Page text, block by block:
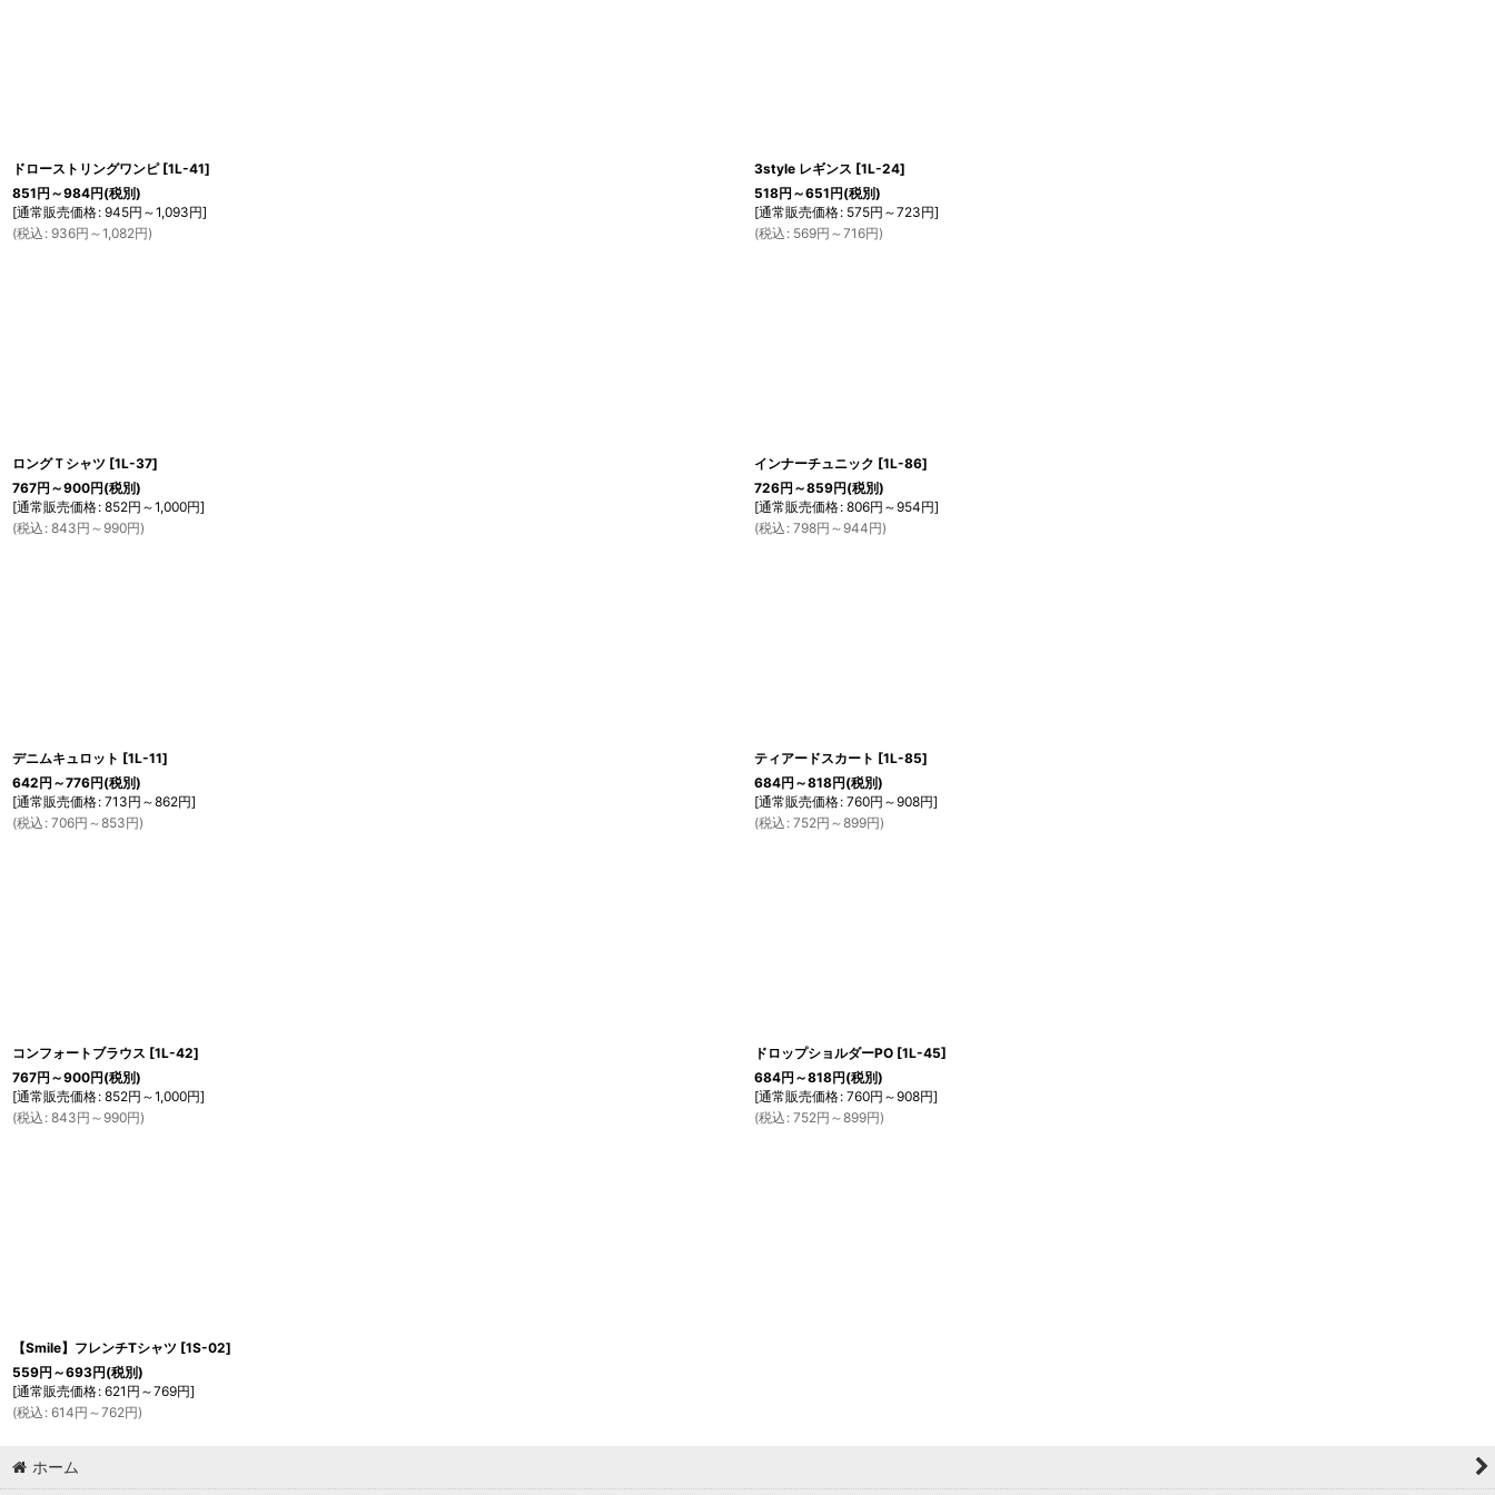
ドローストリングワンピ [1L-41]
851円 ～984円(税別)
[通常販売価格: 945円 ～1,093円]
(税込 : 936円 ～1,082円)
3style レギンス [1L-24]
518円 ～651円(税別)
[通常販売価格: 575円 ～723円]
(税込 : 569円 ～716円)
ロングＴシャツ [1L-37]
767円 ～900円(税別)
[通常販売価格: 852円 ～1,000円]
(税込 : 843円 ～990円)
インナーチュニック [1L-86]
726円 ～859円(税別)
[通常販売価格: 806円 ～954円]
(税込 : 798円 ～944円)
デニムキュロット [1L-11]
642円 ～776円(税別)
[通常販売価格: 713円 ～862円]
(税込 : 706円 ～853円)
ティアードスカート [1L-85]
684円 ～818円(税別)
[通常販売価格: 760円 ～908円]
(税込 : 752円 ～899円)
コンフォートブラウス [1L-42]
767円 ～900円(税別)
[通常販売価格: 852円 ～1,000円]
(税込 : 843円 ～990円)
ドロップショルダーPO [1L-45]
684円 ～818円(税別)
[通常販売価格: 760円 ～908円]
(税込 : 752円 ～899円)
【Smile】フレンチTシャツ [1S-02]
559円 ～693円(税別)
[通常販売価格: 621 円 ～769円]
(税込 : 614円 ～762円)
ホーム